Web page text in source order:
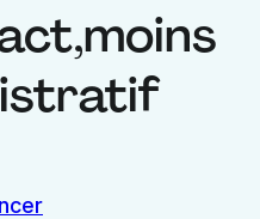
moins